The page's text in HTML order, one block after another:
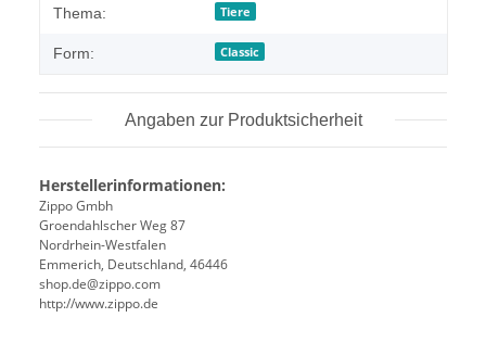
Produkteigenschaft
Wert
Thema: Tiere
Form: Classic
Angaben zur Produktsicherheit
Herstellerinformationen:
Zippo Gmbh
Groendahlscher Weg 87
Nordrhein-Westfalen
Emmerich, Deutschland, 46446
shop.de@zippo.com
http://www.zippo.de